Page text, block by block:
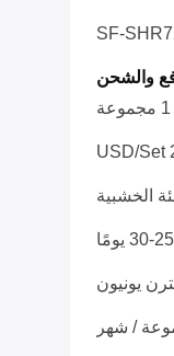
SF-
والشحن
1 مجموعة
الخشبية
25-30 يومًا